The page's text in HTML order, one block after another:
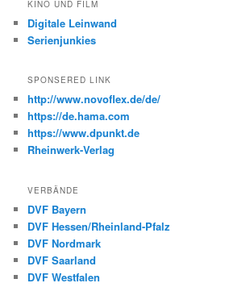
KINO UND FILM
Digitale Leinwand
Serienjunkies
SPONSERED LINK
http://www.novoflex.de/de/
https://de.hama.com
https://www.dpunkt.de
Rheinwerk-Verlag
VERBÄNDE
DVF Bayern
DVF Hessen/Rheinland-Pfalz
DVF Nordmark
DVF Saarland
DVF Westfalen